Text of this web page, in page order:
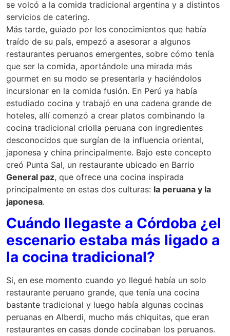
se volcó a la comida tradicional argentina y a distintos
servicios de catering.
Más tarde, guiado por los conocimientos que había
traído de su país, empezó a asesorar a algunos
restaurantes peruanos emergentes, sobre cómo tenía
que ser la comida, aportándole una mirada más
gourmet en su modo se presentarla y haciéndolos
incursionar en la comida fusión. En Perú ya había
estudiado cocina y trabajó en una cadena grande de
hoteles, allí comenzó a crear platos combinando la
cocina tradicional criolla peruana con ingredientes
desconocidos que surgían de la influencia oriental,
japonesa y china principalmente. Bajo este concepto
creó Punta Sal, un restaurante ubicado en Barrio
General paz, que ofrece una cocina inspirada
principalmente en estas dos culturas: la peruana y la
japonesa.
Cuándo llegaste a Córdoba ¿el
escenario estaba más ligado a
la cocina tradicional?
Si, en ese momento cuando yo llegué había un solo
restaurante peruano grande, que tenía una cocina
bastante tradicional y luego había algunas cocinas
peruanas en Alberdi, mucho más chiquitas, que eran
restaurantes en casas donde cocinaban los peruanos.